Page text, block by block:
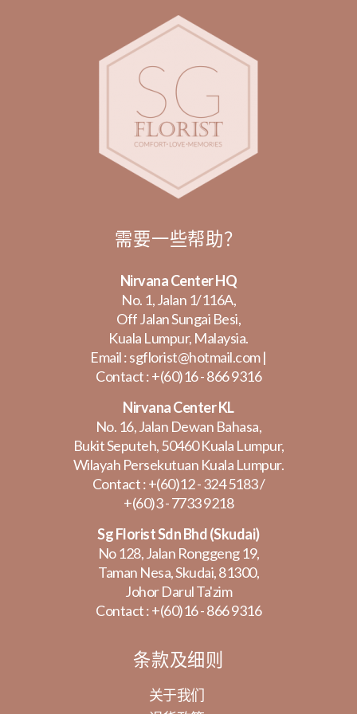
需要一些帮助？
Nirvana Center HQ
No. 1, Jalan 1/116A,
Off Jalan Sungai Besi,
Kuala Lumpur, Malaysia.
Email :sgflorist@hotmail.com|
Contact :+(60)16 - 866 9316
Nirvana Center KL
No. 16, Jalan Dewan Bahasa,
Bukit Seputeh, 50460 Kuala Lumpur,
Wilayah Persekutuan Kuala Lumpur.
Contact :+(60)12 - 324 5183/
+(60)3 - 7733 9218
Sg Florist Sdn Bhd (Skudai)
No 128, Jalan Ronggeng 19,
Taman Nesa, Skudai, 81300,
Johor Darul Ta'zim
Contact :+(60)16 - 866 9316
条款及细则
关于我们